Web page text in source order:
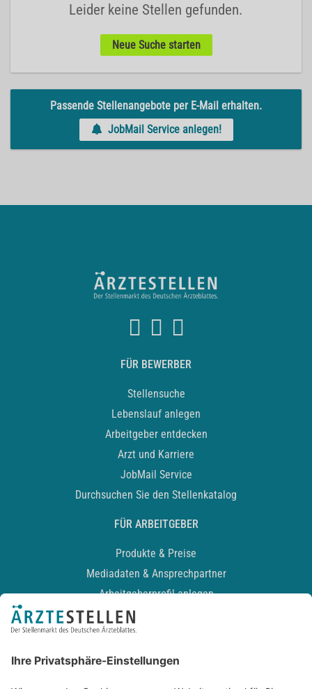
Leider keine Stellen gefunden.
Neue Suche starten
Passende Stellenangebote per E-Mail erhalten.
JobMail Service anlegen!
FÜR BEWERBER
Stellensuche
Lebenslauf anlegen
Arbeitgeber entdecken
Arzt und Karriere
JobMail Service
Durchsuchen Sie den Stellenkatalog
FÜR ARBEITGEBER
Produkte & Preise
Mediadaten & Ansprechpartner
Arbeitgeberprofil anlegen
Recruiting-Podcast